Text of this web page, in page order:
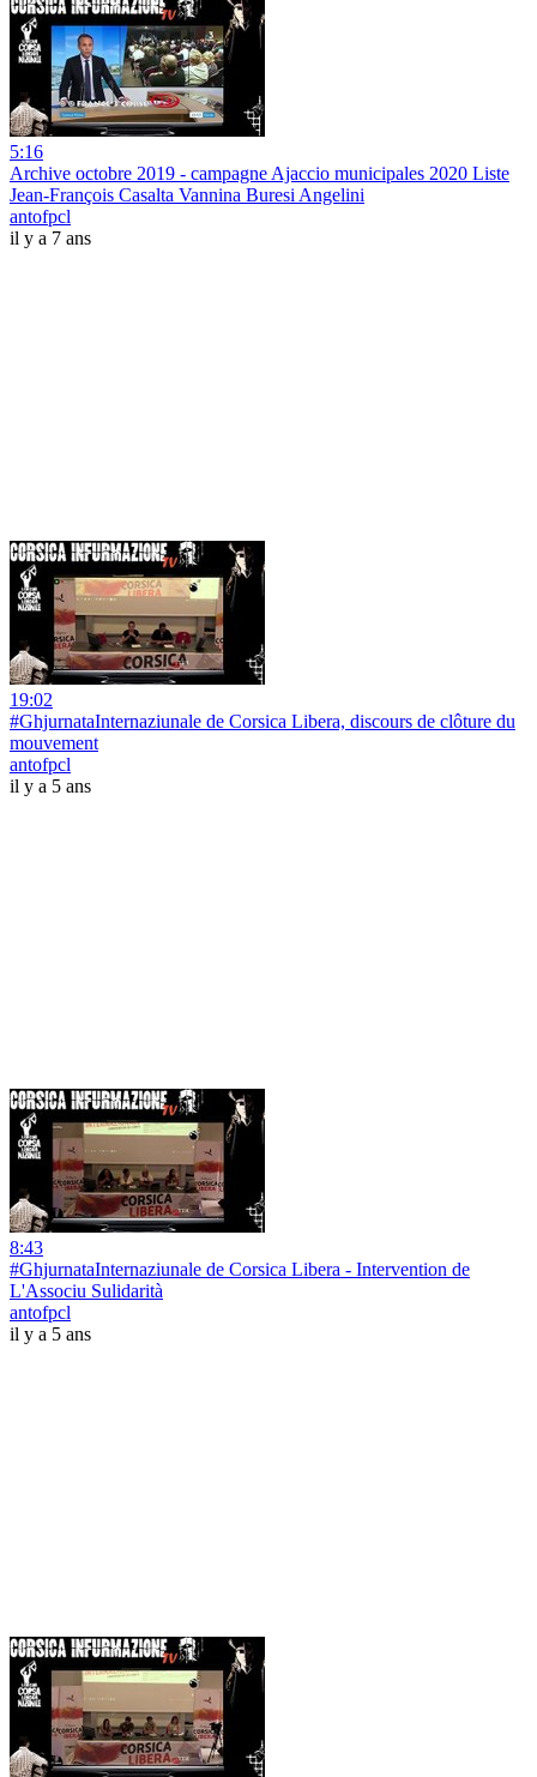
5:16
Archive octobre 2019 - campagne Ajaccio municipales 2020 Liste
Jean-François Casalta Vannina Buresi Angelini
antofpcl
il y a 7 ans
19:02
#GhjurnataInternaziunale de Corsica Libera, discours de clôture du
mouvement
antofpcl
il y a 5 ans
8:43
#GhjurnataInternaziunale de Corsica Libera - Intervention de
L'Associu Sulidarità
antofpcl
il y a 5 ans